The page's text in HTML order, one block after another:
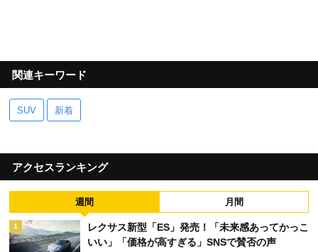
関連キーワード
SUV 新着
アクセスランキング
週間 月間
1
レクサス新型「ES」発売！「未来感あってかっこ
いい」「価格が高すぎる」SNSで賛否の声